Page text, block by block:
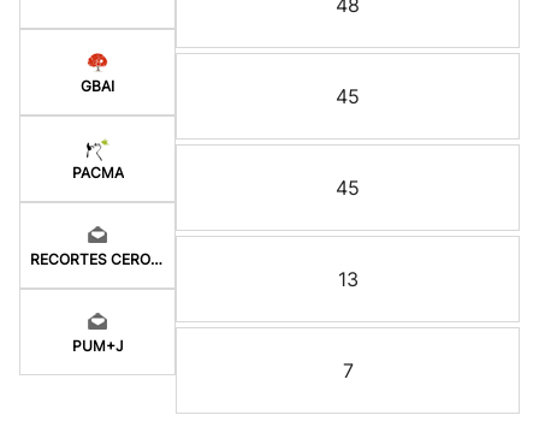
GBAI
PACMA
RECORTES CERO-GV
PUM+J
48
45
45
13
7